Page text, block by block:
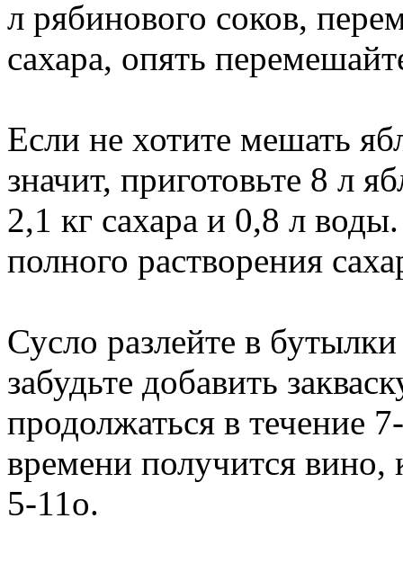
л рябинового соков,
сахара, опять
Если не хотите мешать
значит, приготовьте 8 л
2,1 кг сахара и 0,8 л
полного растворения
Сусло разлейте в
забудьте добавить
продолжаться в течение
времени получится вино,
5-11о.